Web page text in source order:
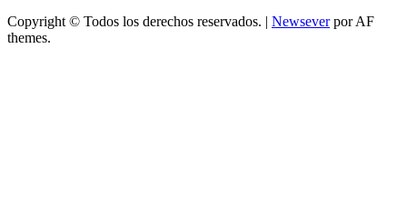
Copyright © Todos los derechos reservados. | Newseverpor AF
themes.